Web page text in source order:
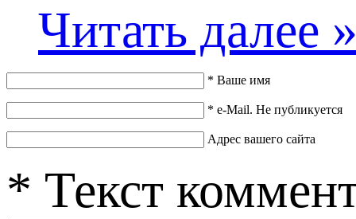
Читать далее
* Ваше имя
* e-Mail. Не публикуется
Адрес вашего сайта
* Текст